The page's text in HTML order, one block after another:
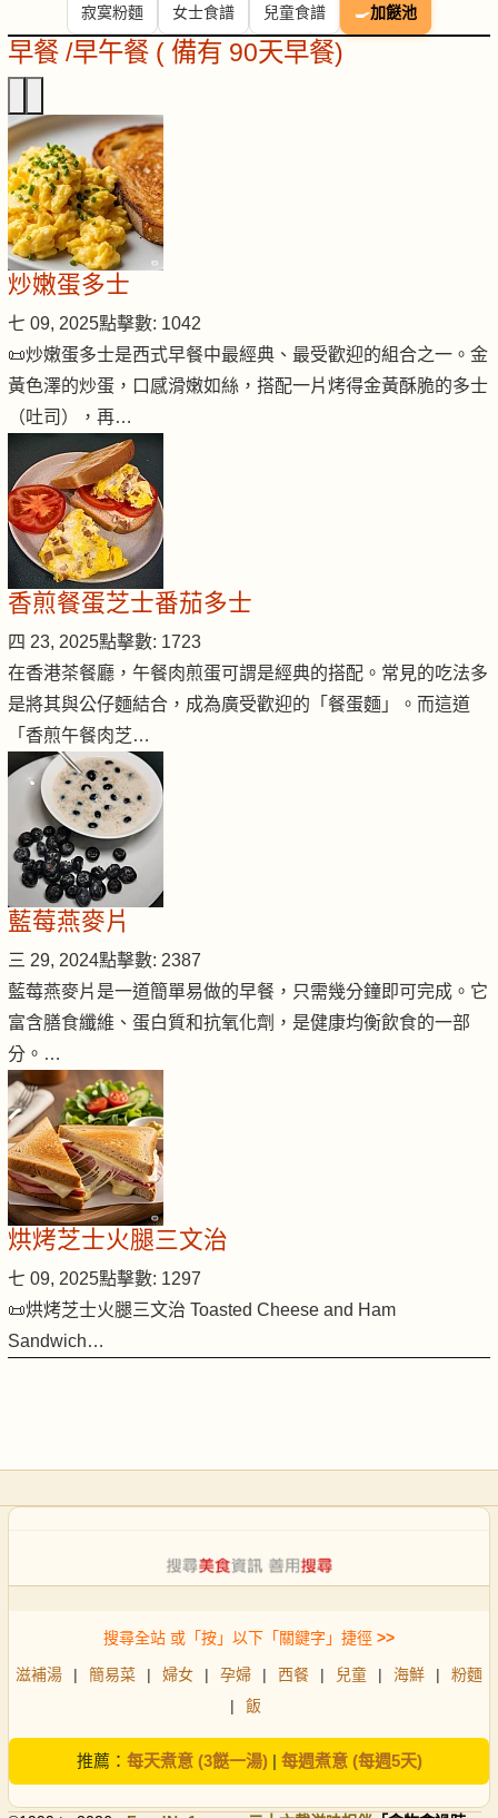
寂寞粉麵 女士食譜 兒童食譜 🍳加餸池
早餐 /早午餐 ( 備有 90天早餐)
炒嫩蛋多士
七 09, 2025點擊數: 1042
📜炒嫩蛋多士是西式早餐中最經典、最受歡迎的組合之一。金
黃色澤的炒蛋，口感滑嫩如絲，搭配一片烤得金黃酥脆的多士
（吐司），再…
香煎餐蛋芝士番茄多士
四 23, 2025點擊數: 1723
在香港茶餐廳，午餐肉煎蛋可謂是經典的搭配。常見的吃法多
是將其與公仔麵結合，成為廣受歡迎的「餐蛋麵」。而這道
「香煎午餐肉芝…
藍莓燕麥片
三 29, 2024點擊數: 2387
藍莓燕麥片是一道簡單易做的早餐，只需幾分鐘即可完成。它
富含膳食纖維、蛋白質和抗氧化劑，是健康均衡飲食的一部
分。…
烘烤芝士火腿三文治
七 09, 2025點擊數: 1297
📜烘烤芝士火腿三文治 Toasted Cheese and Ham
Sandwich…
搜尋全站 或「按」以下「關鍵字」捷徑 >>
滋補湯 | 簡易菜 | 婦女 | 孕婦 | 西餐 | 兒童 | 海鮮 |
粉麵
|
飯
推薦： 每天煮意 (3餸一湯)| 每週煮意 (每週5天)